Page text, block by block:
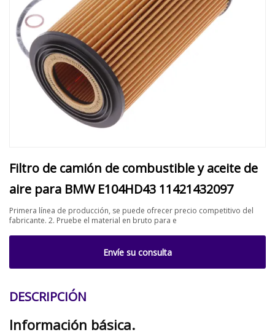
Filtro de camión de combustible y aceite de
aire para BMW E104HD43 11421432097
Primera línea de producción, se puede ofrecer precio competitivo del
fabricante. 2. Pruebe el material en bruto para e
Envíe su consulta
DESCRIPCIÓN
Información básica.